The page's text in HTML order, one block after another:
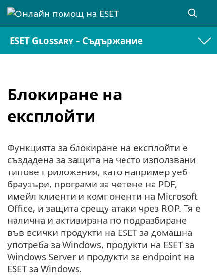
ESET Glossary – Съдържание
Блокиране на
експлойти
Функцията за блокиране на експлойти е
създадена за защита на често използвани
типове приложения, като например уеб
браузъри, програми за четене на PDF,
имейл клиенти и компоненти на Microsoft
Office, и защита срещу атаки чрез ROP. Тя е
налична и активирана по подразбиране
във всички продукти на ESET за домашна
употреба за Windows, продукти на ESET за
Windows Server и продукти за endpoint на
ESET за Windows.